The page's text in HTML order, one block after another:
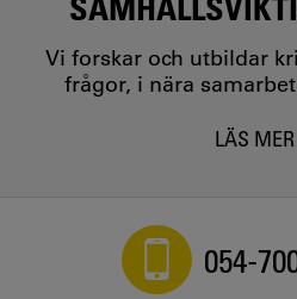
Vi forskar och utbildar
frågor, i nära
LÄS MER
054-